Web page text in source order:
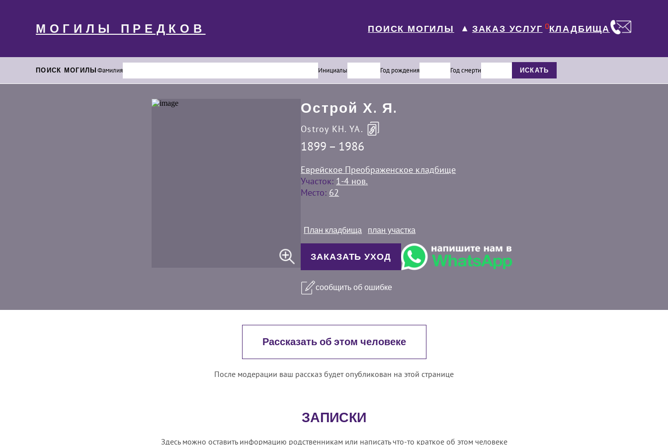
МОГИЛЫ ПРЕДКОВ ПОИСК МОГИЛЫ ▼ ЗАКАЗ УСЛУГ 0КЛАДБИЩА
ПОИСК МОГИЛЫФамилия Инициалы Год рождения Год смерти ИСКАТЬ
Острой Х. Я.
Ostroy KH. YA.
1899 – 1986
Еврейское Преображенское кладбище
Участок: 1-4 нов.
Место: 62
План кладбища план участка
ЗАКАЗАТЬ УХОД
сообщить об ошибке
Рассказать об этом человеке
После модерации ваш рассказ будет опубликован на этой странице
ЗАПИСКИ
Здесь можно оставить информацию родственникам или написать что-то краткое об этом человеке